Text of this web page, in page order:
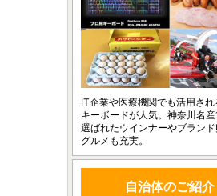
IT企業や医療機関でも活用され
キーボードが人気。神奈川名
選ばれたウインナーやブランド
グルメも充実。
自治体のご紹介